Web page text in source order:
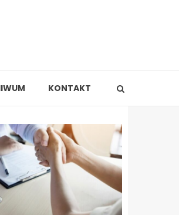
KONTAKT